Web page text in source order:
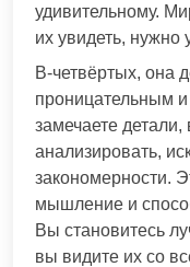
удивительному.
их увидеть, нужно
В-четвёртых, она
проницательным
замечаете
анализировать,
закономерности.
мышление и
Вы становитесь
вы видите их со